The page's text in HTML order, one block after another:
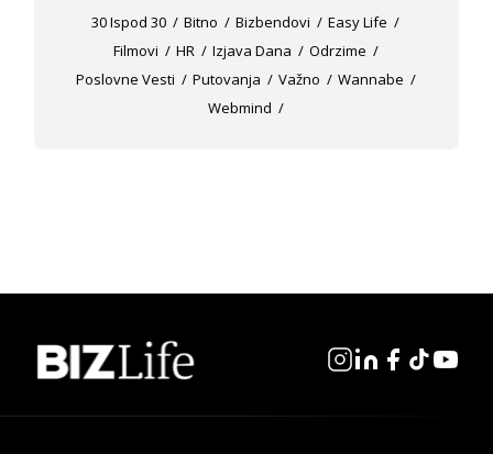
30 Ispod 30 Bitno Bizbendovi
Easy Life
Filmovi
HR Izjava Dana
Odrzime
Poslovne Vesti
Putovanja Važno
Wannabe
Webmind